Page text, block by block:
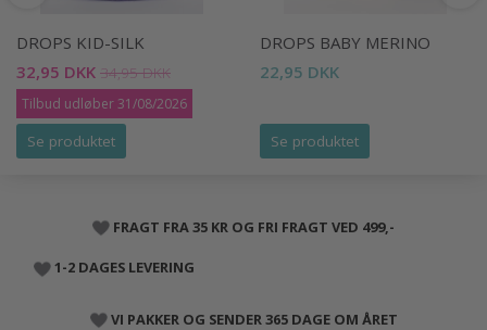
DROPS KID-SILK
32,95 DKK 34,95 DKK
Tilbud udløber 31/08/2026
Se produktet
DROPS BABY MERINO
22,95 DKK
Se produktet
FRAGT FRA 35 KR OG FRI FRAGT VED 499,-
1-2 DAGES LEVERING
VI PAKKER OG SENDER 365 DAGE OM ÅRET